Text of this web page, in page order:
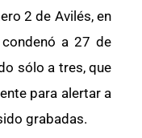
2 de Avilés, en
a 27 de
sólo a tres, que
para alertar a
grabadas.